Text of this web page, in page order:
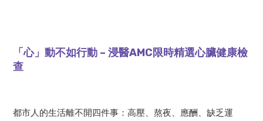
「心」動不如行動 – 浸醫AMC限時精選心臟健康檢
查
都市人的生活離不開四件事：高壓、熬夜、應酬、缺乏運